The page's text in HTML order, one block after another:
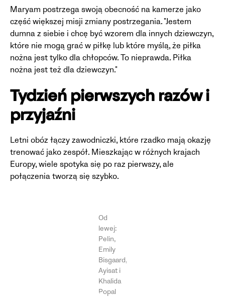
Maryam postrzega swoją obecność na kamerze jako
część większej misji zmiany postrzegania. "Jestem
dumna z siebie i chcę być wzorem dla innych dziewczyn,
które nie mogą grać w piłkę lub które myślą, że piłka
nożna jest tylko dla chłopców. To nieprawda. Piłka
nożna jest też dla dziewczyn."
Tydzień pierwszych razów i
przyjaźni
Letni obóz łączy zawodniczki, które rzadko mają okazję
trenować jako zespół. Mieszkając w różnych krajach
Europy, wiele spotyka się po raz pierwszy, ale
połączenia tworzą się szybko.
Od
lewej:
Pelin,
Emily
Bisgaard,
Ayisat i
Khalida
Popal